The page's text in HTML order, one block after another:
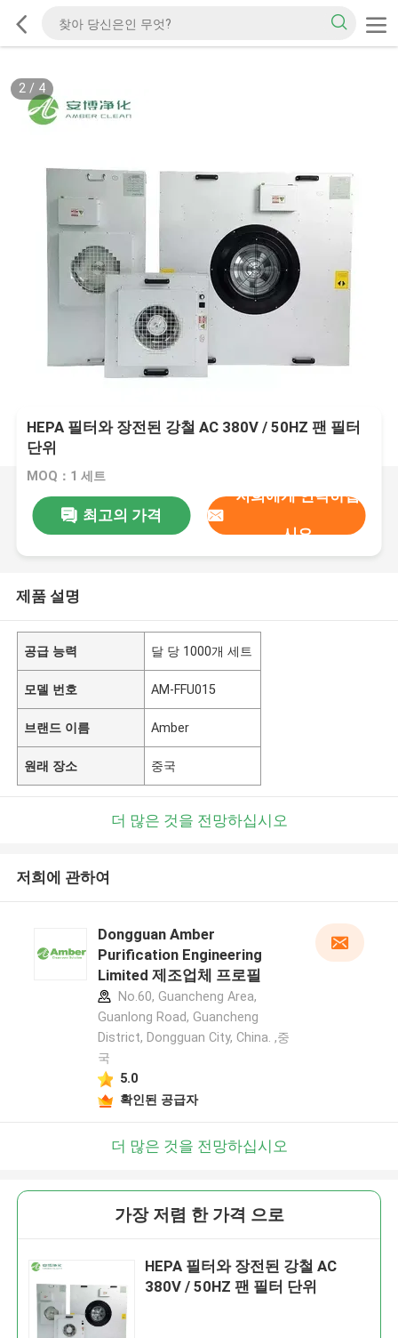
2/ 4
HEPA 필터와 장전된 강철 AC 380V / 50HZ 팬 필터
단위
MOQ：1 세트
최고의 가격
저희에게 연락하십
시오
제품 설명
공급 능력 달 당 1000개 세트
모델 번호 AM-FFU015
브랜드 이름 Amber
원래 장소 중국
더 많은 것을 전망하십시오
저희에 관하여
Dongguan Amber
Purification Engineering
Limited 제조업체 프로필
No.60, Guancheng Area,
Guanlong Road, Guancheng
District, Dongguan City, China. ,중
국
5.0
확인된 공급자
더 많은 것을 전망하십시오
가장 저렴 한 가격 으로
HEPA 필터와 장전된 강철 AC
380V / 50HZ 팬 필터 단위